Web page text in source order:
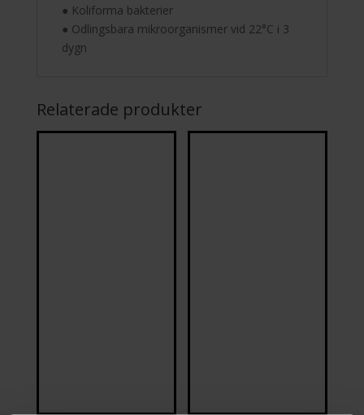
● Koliforma bakterier
● Odlingsbara mikroorganismer vid 22°C i 3
dygn
Relaterade produkter